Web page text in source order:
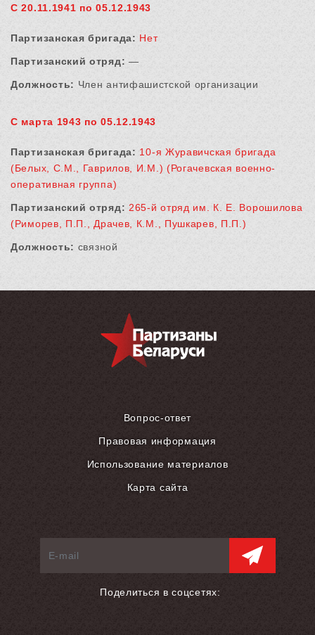
С 20.11.1941 по 05.12.1943
Партизанская бригада: Нет
Партизанский отряд: —
Должность: Член антифашистской организации
С марта 1943 по 05.12.1943
Партизанская бригада: 10-я Журавичская бригада
(Белых, С.М., Гаврилов, И.М.) (Рогачевская военно-
оперативная группа)
Партизанский отряд: 265-й отряд им. К. Е. Ворошилова
(Риморев, П.П., Драчев, К.М., Пушкарев, П.П.)
Должность: связной
Вопрос-ответ
Правовая информация
Использование материалов
Карта сайта
Поделиться в соцсетях: